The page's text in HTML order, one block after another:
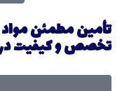
تأمینمطمئن
تخصصوکیفیت